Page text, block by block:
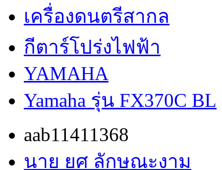
เครื่องดนตรีสากล
กีตาร์โปร่งไฟฟ้า
YAMAHA
Yamaha รุ่น FX370C BL
aab11411368
นาย ยศ ลักษณะงาม